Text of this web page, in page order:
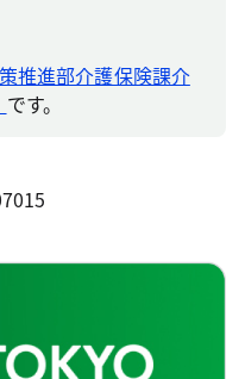
推進部介護保険課介
です。